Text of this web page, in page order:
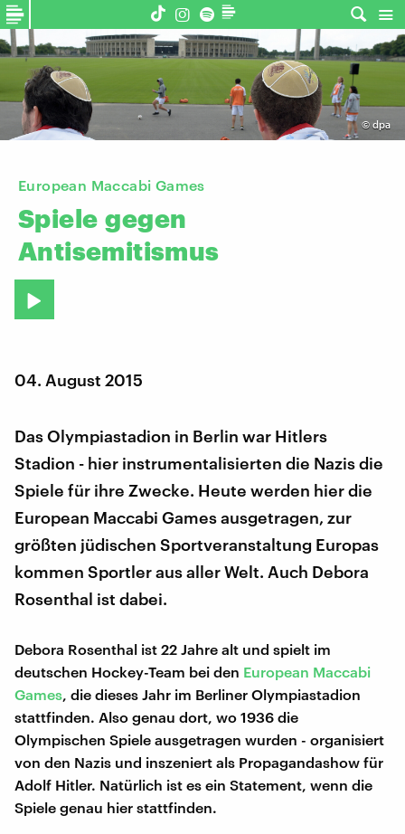
© dpa
European Maccabi Games
Spiele gegen
Antisemitismus
04. August 2015
Das Olympiastadion in Berlin war Hitlers
Stadion - hier instrumentalisierten die Nazis die
Spiele für ihre Zwecke. Heute werden hier die
European Maccabi Games ausgetragen, zur
größten jüdischen Sportveranstaltung Europas
kommen Sportler aus aller Welt. Auch Debora
Rosenthal ist dabei.
Debora Rosenthal ist 22 Jahre alt und spielt im
deutschen Hockey-Team bei den European Maccabi
Games , die dieses Jahr im Berliner Olympiastadion
stattfinden. Also genau dort, wo 1936 die
Olympischen Spiele ausgetragen wurden - organisiert
von den Nazis und inszeniert als Propagandashow für
Adolf Hitler. Natürlich ist es ein Statement, wenn die
Spiele genau hier stattfinden.